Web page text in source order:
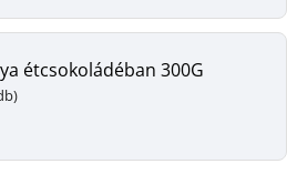
étcsokoládéban 300G